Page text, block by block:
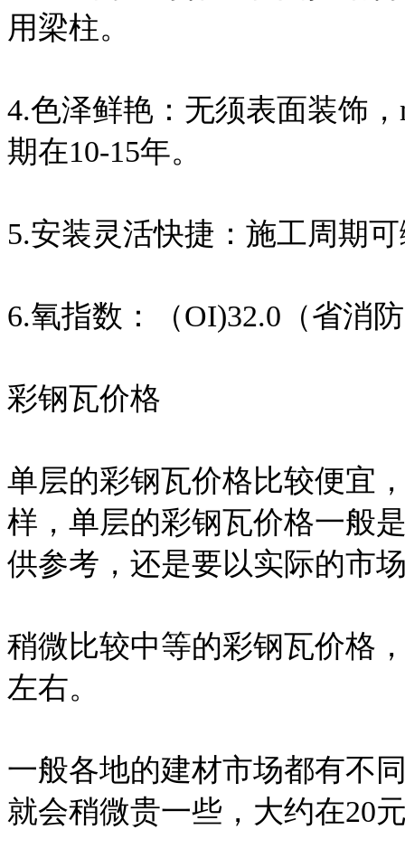
用梁柱。
4.色泽鲜艳：无须表面装饰
期在10-15年。
5.安装灵活快捷：施工周期
6.氧指数：（OI)32.0（省消
彩钢瓦价格
单层的彩钢瓦价格比较便宜
样，单层的彩钢瓦价格一般
供参考，还是要以实际的市
稍微比较中等的彩钢瓦价格
左右。
一般各地的建材市场都有不
就会稍微贵一些，大约在20